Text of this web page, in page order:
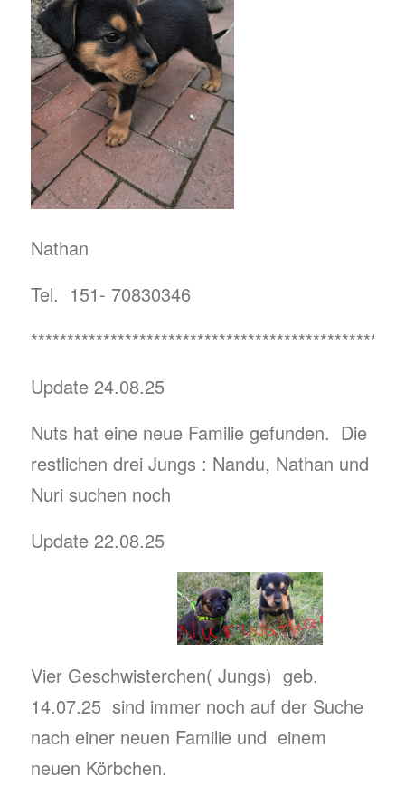
Nathan
Tel. 151- 70830346
Update 24.08.25
Nuts hat eine neue Familie gefunden. Die
restlichen drei Jungs : Nandu, Nathan und
Nuri suchen noch
Update 22.08.25
Vier Geschwisterchen( Jungs) geb.
14.07.25 sind immer noch auf der Suche
nach einer neuen Familie und einem
neuen Körbchen.